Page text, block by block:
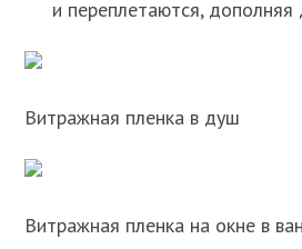
и переплетаются, дополняя
Витражная пленка в душ
Витражная пленка на окне в